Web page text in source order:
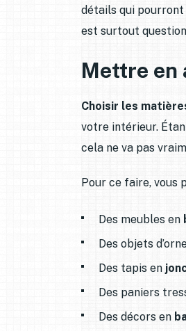
détails qui pourront
est surtout
Mettre en
Choisir les
votre intérieur.
cela ne va pas
Pour ce faire, vous
Des meubles en
Des objets
Des tapis en
Des paniers
Des décors en